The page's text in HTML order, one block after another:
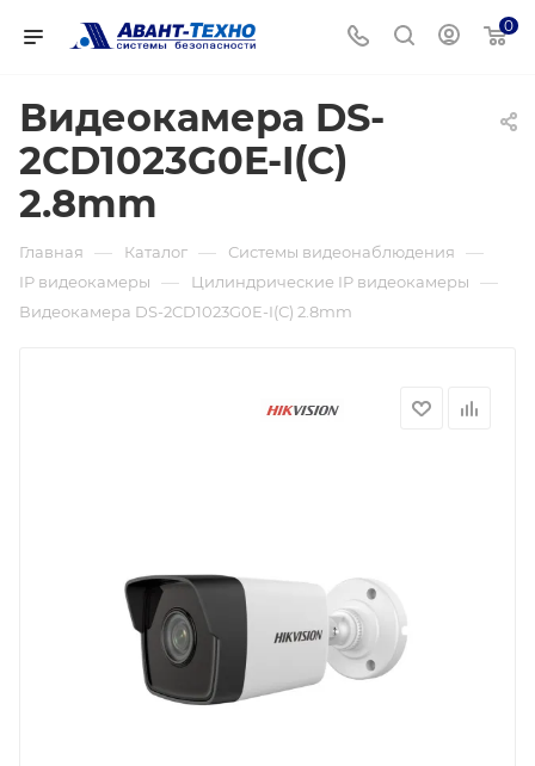
0
Видеокамера DS-
2CD1023G0E-I(С)
2.8mm
Главная — Каталог — Системы видеонаблюдения —
IP видеокамеры — Цилиндрические IP видеокамеры —
Видеокамера DS-2CD1023G0E-I(С) 2.8mm